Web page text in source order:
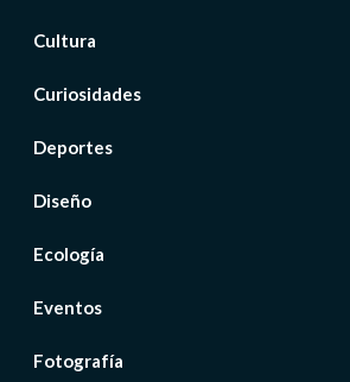
Cultura
Curiosidades
Deportes
Diseño
Ecología
Eventos
Fotografía